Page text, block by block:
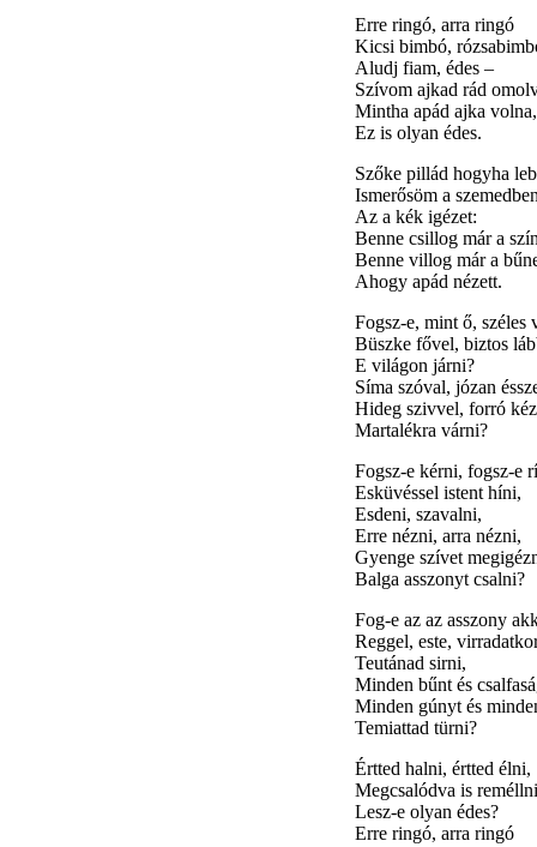
Erre ringó, arra ringó
Kicsi bimbó,
Aludj fiam, édes –
Szívom ajkad rád
Mintha apád ajka volna,
Ez is olyan édes.
Szőke pillád hogyha
Ismerősöm a
Az a kék igézet:
Benne csillog már a
Benne villog már a
Ahogy apád nézett.
Fogsz-e, mint ő, széles
Büszke fővel, biztos
E világon járni?
Síma szóval, józan
Hideg szivvel, forró
Martalékra várni?
Fogsz-e kérni, fogsz-e
Esküvéssel istent híni,
Esdeni, szavalni,
Erre nézni, arra nézni,
Gyenge szívet
Balga asszonyt csalni?
Fog-e az az asszony
Reggel, este,
Teutánad sirni,
Minden bűnt és
Minden gúnyt és
Temiattad türni?
Értted halni, értted élni,
Megcsalódva is reméllni
Lesz-e olyan édes?
Erre ringó, arra ringó